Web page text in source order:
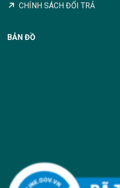
CHÍNH SÁCH ĐỔI TRẢ
BẢN ĐỒ